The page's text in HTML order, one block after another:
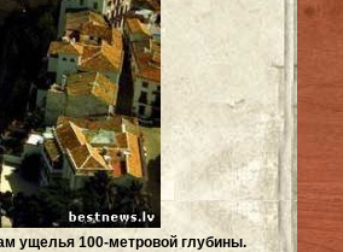
ущелья 100-метровой глубины.